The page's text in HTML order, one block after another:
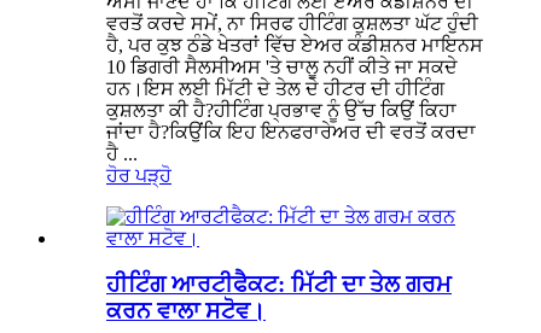
ਵਰਤੋਂ ਕਰਦੇ ਸਮੇਂ, ਨਾ ਸਿਰਫ ਹੀਟਿੰਗ ਕੁਸ਼ਲਤਾ ਘੱਟ ਹੁੰਦੀ
ਹੈ, ਪਰ ਕੁਝ ਠੰਡੇ ਖੇਤਰਾਂ ਵਿੱਚ ਏਅਰ ਕੰਡੀਸ਼ਨਰ ਮਾਇਨਸ
10 ਡਿਗਰੀ ਸੈਲਸੀਅਸ 'ਤੇ ਚਾਲੂ ਨਹੀਂ ਕੀਤੇ ਜਾ ਸਕਦੇ
ਹਨ।ਇਸ ਲਈ ਮਿੱਟੀ ਦੇ ਤੇਲ ਦੇ ਹੀਟਰ ਦੀ ਹੀਟਿੰਗ
ਕੁਸ਼ਲਤਾ ਕੀ ਹੈ?ਹੀਟਿੰਗ ਪ੍ਰਭਾਵ ਨੂੰ ਉੱਚ ਕਿਉਂ ਕਿਹਾ
ਜਾਂਦਾ ਹੈ?ਕਿਉਂਕਿ ਇਹ ਇਨਫਰਾਰੇਅਰ ਦੀ ਵਰਤੋਂ ਕਰਦਾ
ਹੈ ...
ਹੋਰ ਪੜ੍ਹੋ
ਹੀਟਿੰਗ ਆਰਟੀਫੈਕਟ: ਮਿੱਟੀ ਦਾ ਤੇਲ ਗਰਮ
ਕਰਨ ਵਾਲਾ ਸਟੋਵ।